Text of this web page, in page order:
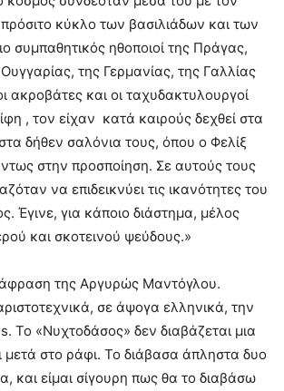
κύκλο των βασιλιάδων και των
συμπαθητικός ηθοποιοί της Πράγας,
της Γερμανίας, της Γαλλίας
ακροβάτες και οι ταχυδακτυλουργοί
, τον είχαν κατά καιρούς δεχθεί στα
δήθεν σαλόνια τους, όπου ο Φελίξ
στην προσποίηση. Σε αυτούς τους
να επιδεικνύει τις ικανότητες του
Έγινε, για κάποιο διάστημα, μέλος
και σκοτεινού ψεύδους.»
της Αργυρώς Μαντόγλου.
σε άψογα ελληνικά, την
Το «Νυχτοδάσος» δεν διαβάζεται μια
μετά στο ράφι. Το διάβασα άπληστα δυο
και είμαι σίγουρη πως θα το διαβάσω